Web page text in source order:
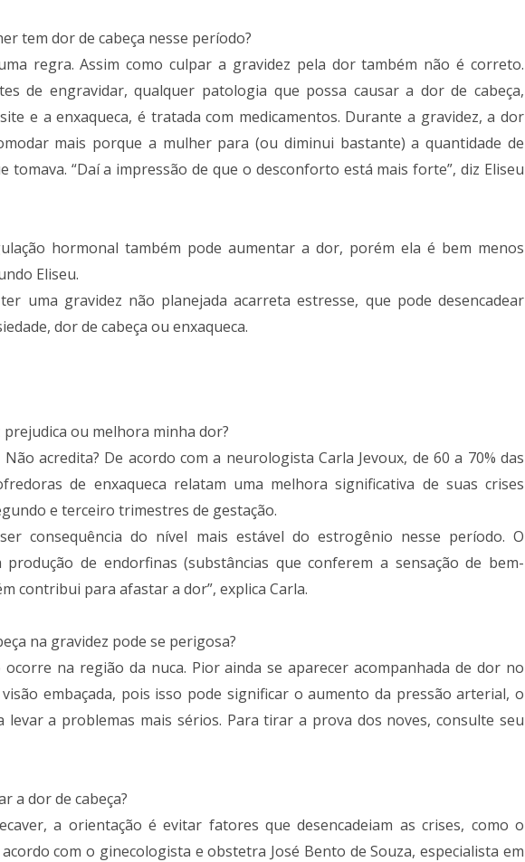
tem dor de cabeça nesse período?
regra. Assim como culpar a gravidez pela dor também não é correto.
de engravidar, qualquer patologia que possa causar a dor de cabeça,
e a enxaqueca, é tratada com medicamentos. Durante a gravidez, a dor
mais porque a mulher para (ou diminui bastante) a quantidade de
tomava. “Daí a impressão de que o desconforto está mais forte”, diz Eliseu
hormonal também pode aumentar a dor, porém ela é bem menos
Eliseu.
uma gravidez não planejada acarreta estresse, que pode desencadear
dor de cabeça ou enxaqueca.
prejudica ou melhora minha dor?
Não acredita? De acordo com a neurologista Carla Jevoux, de 60 a 70% das
de enxaqueca relatam uma melhora significativa de suas crises
e terceiro trimestres de gestação.
consequência do nível mais estável do estrogênio nesse período. O
produção de endorfinas (substâncias que conferem a sensação de bem-
contribui para afastar a dor”, explica Carla.
na gravidez pode se perigosa?
ocorre na região da nuca. Pior ainda se aparecer acompanhada de dor no
embaçada, pois isso pode significar o aumento da pressão arterial, o
levar a problemas mais sérios. Para tirar a prova dos noves, consulte seu
a dor de cabeça?
a orientação é evitar fatores que desencadeiam as crises, como o
com o ginecologista e obstetra José Bento de Souza, especialista em